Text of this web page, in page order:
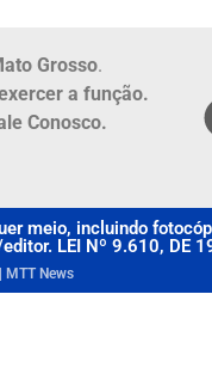
Grosso.
a função.
Conosco.
meio, incluindo
LEI Nº 9.610, DE 19
MTT News